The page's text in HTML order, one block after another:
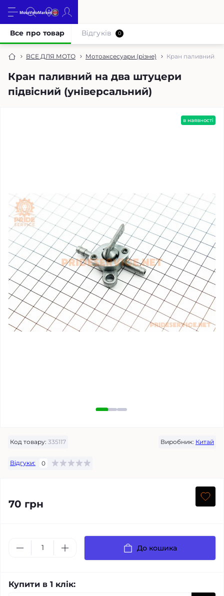
ВСЕ ДЛЯ МОТО Мотоаксесуари (різне) Кран паливний на
Кран паливний на два штуцери
підвісний (універсальний)
Все про товар Відгуків 0
в наявності
Код товару: 335117 Виробник: Китай
Відгуки: 0
70 грн
До кошика
Купити в 1 клік: